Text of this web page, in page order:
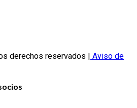
derechos reservados | Aviso de